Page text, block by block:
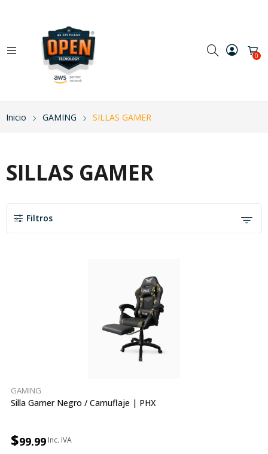
0
Inicio GAMING SILLAS GAMER
SILLAS GAMER
Filtros
GAMING
Silla Gamer Negro / Camuflaje | PHX
$99.99